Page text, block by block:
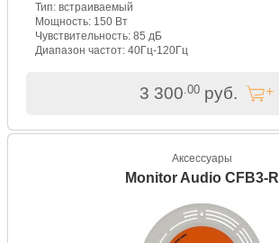
Тип: встраиваемый
Мощность: 150 Вт
Чувствительность: 85 дБ
Диапазон частот: 40Гц-120Гц
3 300 .00руб.
Аксессуары
Monitor Audio CFB3-R